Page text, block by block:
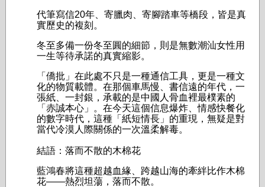
代筆寫信20年、寄臘肉、寄腳踏車等橋段，皆是真
實歷史的複刻。
冬至多備一份冬至圓的細節，則是無數潮汕女性用
一生等待承諾的真實縮影。
「僑批」在此處不只是一種通信工具，更是一種文
化的物質載體。在那個車馬慢、書信遠的年代，一
張紙、一封銀，承載的是中國人骨血裡最樸素的
「赤誠本心」。在今天這個信息爆炸、情感快餐化
的數字時代，這種「紙短情長」的重現，無疑是對
當代冷漠人際關係的一次溫柔解毒。
結語：落而不散的木棉花
藍鴻春將這種超越血緣、跨越山海的牽絆比作木棉
花——熱烈坦蕩，落而不散。